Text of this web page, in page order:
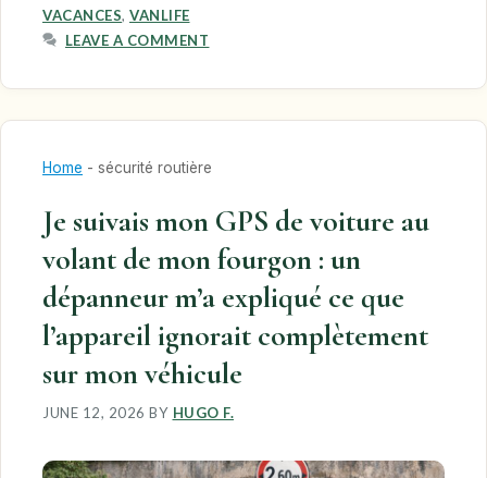
VACANCES, VANLIFE
LEAVE A COMMENT
Home - sécurité routière
Je suivais mon GPS de voiture au
volant de mon fourgon : un
dépanneur m’a expliqué ce que
l’appareil ignorait complètement
sur mon véhicule
JUNE 12, 2026 BY HUGO F.